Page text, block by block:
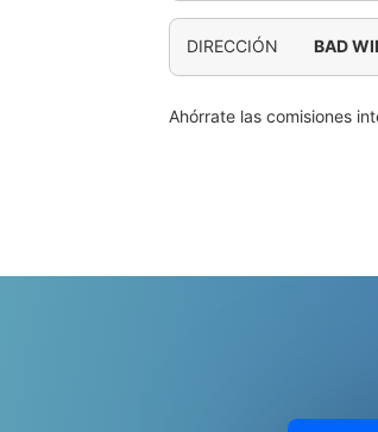
DIRECCIÓN BAD
Ahórrate las comisiones